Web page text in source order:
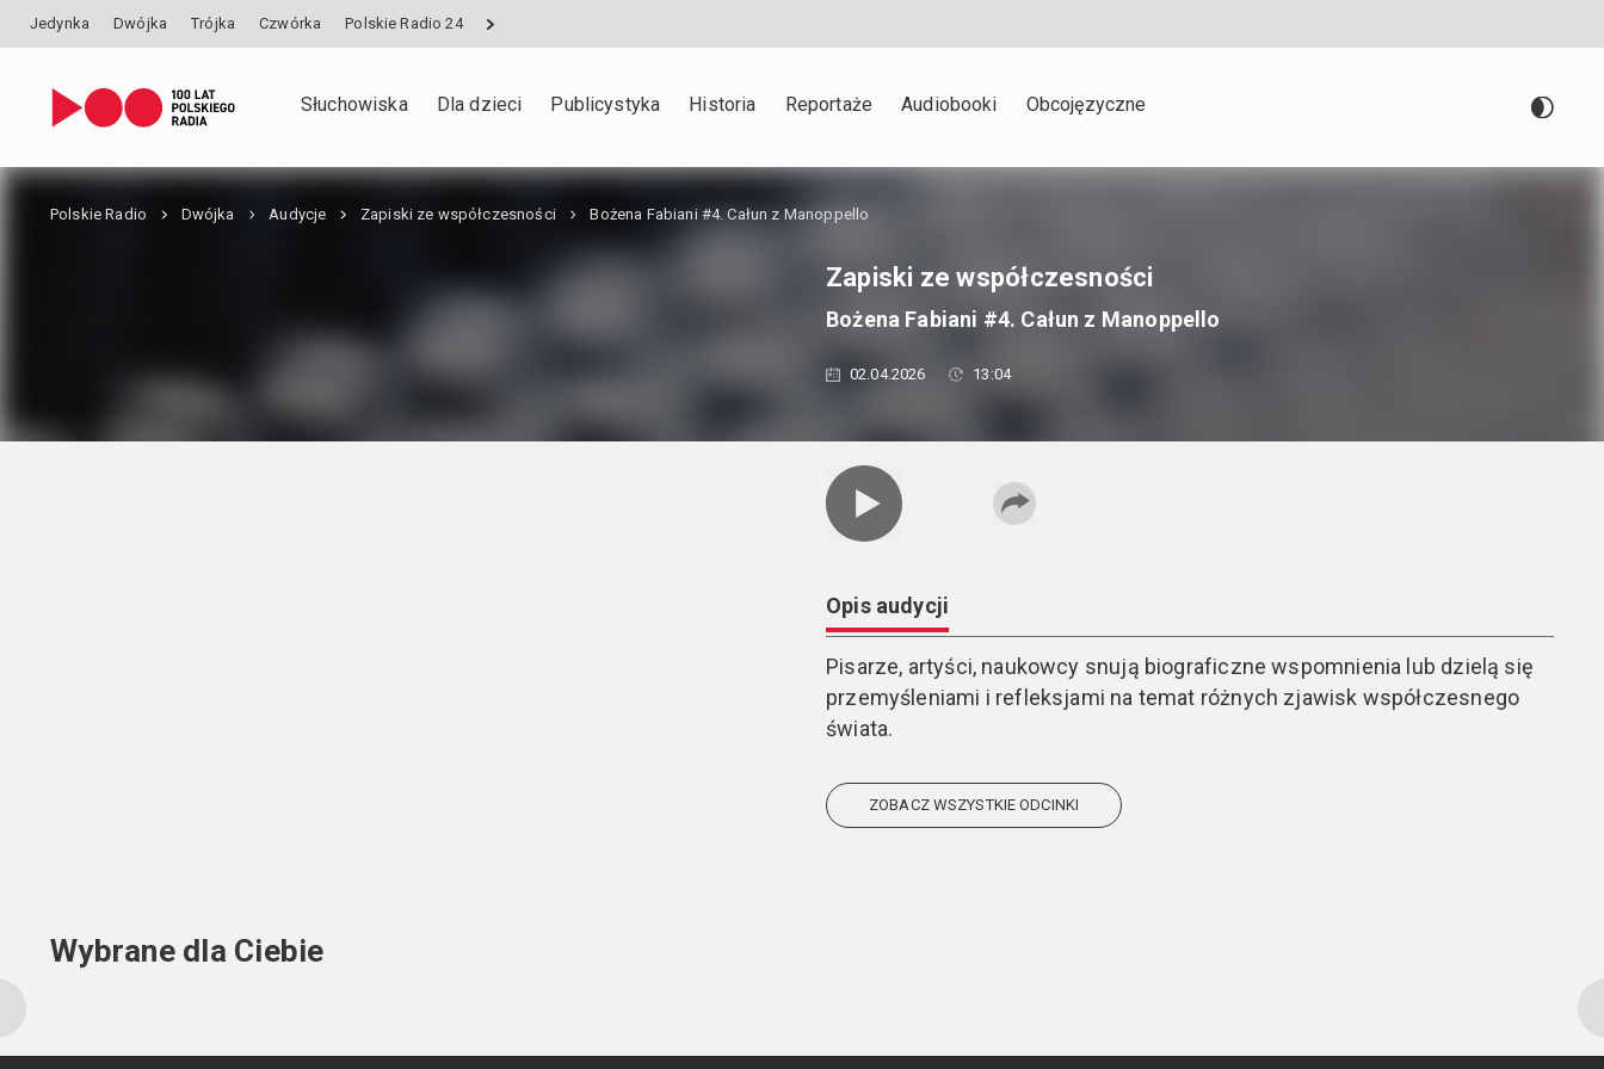
Jedynka Dwójka Trójka Czwórka Polskie Radio 24
Słuchowiska Dla dzieci Publicystyka Historia Reportaże Audiobooki Obcojęzyczne
Polskie Radio Dwójka Audycje Zapiski ze współczesności Bożena Fabiani #4. Całun z Manoppello
Zapiski ze współczesności
Bożena Fabiani #4. Całun z Manoppello
02.04.2026 13:04
Opis audycji
Pisarze, artyści, naukowcy snują biograficzne wspomnienia lub dzielą się
przemyśleniami i refleksjami na temat różnych zjawisk współczesnego
świata.
ZOBACZ WSZYSTKIE ODCINKI
Wybrane dla Ciebie